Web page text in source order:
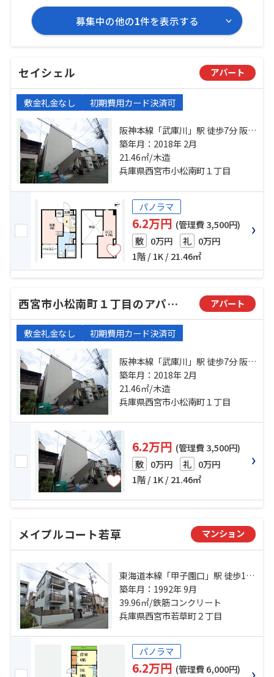
募集中の他の1件を表示する
セイシェル アパート
敷金礼金なし 初期費用カード決済可
阪神本線「武庫川」駅 徒歩7分 阪神
本線「鳴尾・武庫川女子大前」
駅 徒歩15分 阪神本線「甲子園」
駅 徒歩20分
築年月：2018年 2月
21.46㎡/木造
兵庫県西宮市小松南町１丁目
パノラマ
6.2万円 (管理費 3,500円)
敷 0万円 礼 0万円
1階 / 1K / 21.46㎡
西宮市小松南町１丁目のアパート アパート
敷金礼金なし 初期費用カード決済可
阪神本線「武庫川」駅 徒歩7分 阪神
本線「鳴尾・武庫川女子大前」
駅 徒歩15分 阪神本線「甲子園」
駅 徒歩20分
築年月：2018年 2月
21.46㎡/木造
兵庫県西宮市小松南町１丁目
6.2万円 (管理費 3,500円)
敷 0万円 礼 0万円
1階 / 1K / 21.46㎡
メイプルコート若草 マンション
東海道本線「甲子園口」駅 徒歩17
分 阪神本線「甲子園」駅 徒歩15分
阪神本線「鳴尾・武庫川女子大前」
駅 徒歩14分
築年月：1992年 9月
39.96㎡/鉄筋コンクリート
兵庫県西宮市若草町２丁目
パノラマ
6.2万円 (管理費 6,000円)